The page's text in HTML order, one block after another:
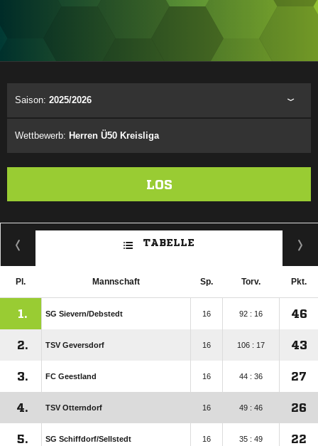
Saison: 2025/2026
Wettbewerb: Herren Ü50 Kreisliga
LOS
TABELLE
Pl. Mannschaft Sp. Torv. Pkt.
1. SG Sievern/​Debstedt 16 92 : 16 46
2. TSV Geversdorf 16 106 : 17 43
3. FC Geestland 16 44 : 36 27
4. TSV Otterndorf 16 49 : 46 26
5. SG Schiffdorf/​Sellstedt 16 35 : 49 22